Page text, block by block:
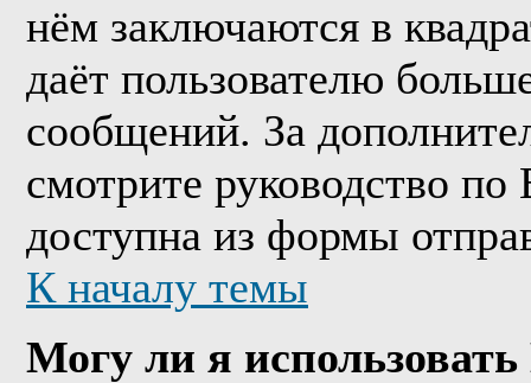
нём заключаются в
даёт пользователю
сообщений. За
смотрите руководство
доступна из формы
К началу темы
Могу ли я